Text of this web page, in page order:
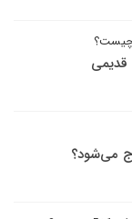
چیست؟
می‌شود؟